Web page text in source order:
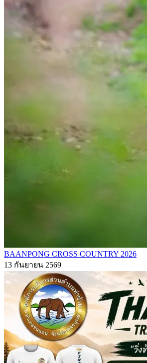
BAANPONG CROSS COUNTRY 2026
13 กันยายน 2569